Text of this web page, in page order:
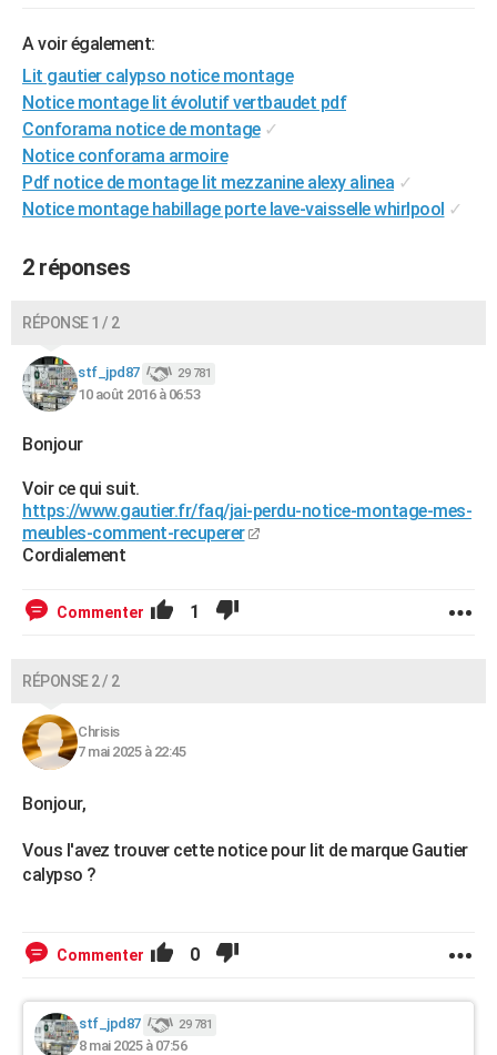
GUIDES D'ACHAT
BONS PLANS
CARTE DE VOEUX
Carte de Noël
Carte Bonne année
Carte Saint-Valentin
Carte Pâques
Carte d'anniversaire
DICTIONNAIRE
FORUM
A voir également:
Lit gautier calypso notice montage
Notice montage lit évolutif vertbaudet pdf
Conforama notice de montage ✓
Notice conforama armoire
Pdf notice de montage lit mezzanine alexy alinea ✓
Notice montage habillage porte lave-vaisselle whirlpool ✓
2 réponses
RÉPONSE 1 / 2
stf_jpd87 29 781
10 août 2016 à 06:53
Bonjour
Voir ce qui suit.
https://www.gautier.fr/faq/jai-perdu-notice-montage-mes-
meubles-comment-recuperer
Cordialement
Commenter 1
RÉPONSE 2 / 2
Chrisis
7 mai 2025 à 22:45
Bonjour,
Vous l'avez trouver cette notice pour lit de marque Gautier
calypso ?
Commenter 0
stf_jpd87 29 781
8 mai 2025 à 07:56